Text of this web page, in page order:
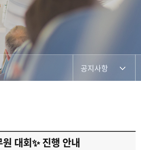
공지사항
공지사항
대회✨ 진행 안내